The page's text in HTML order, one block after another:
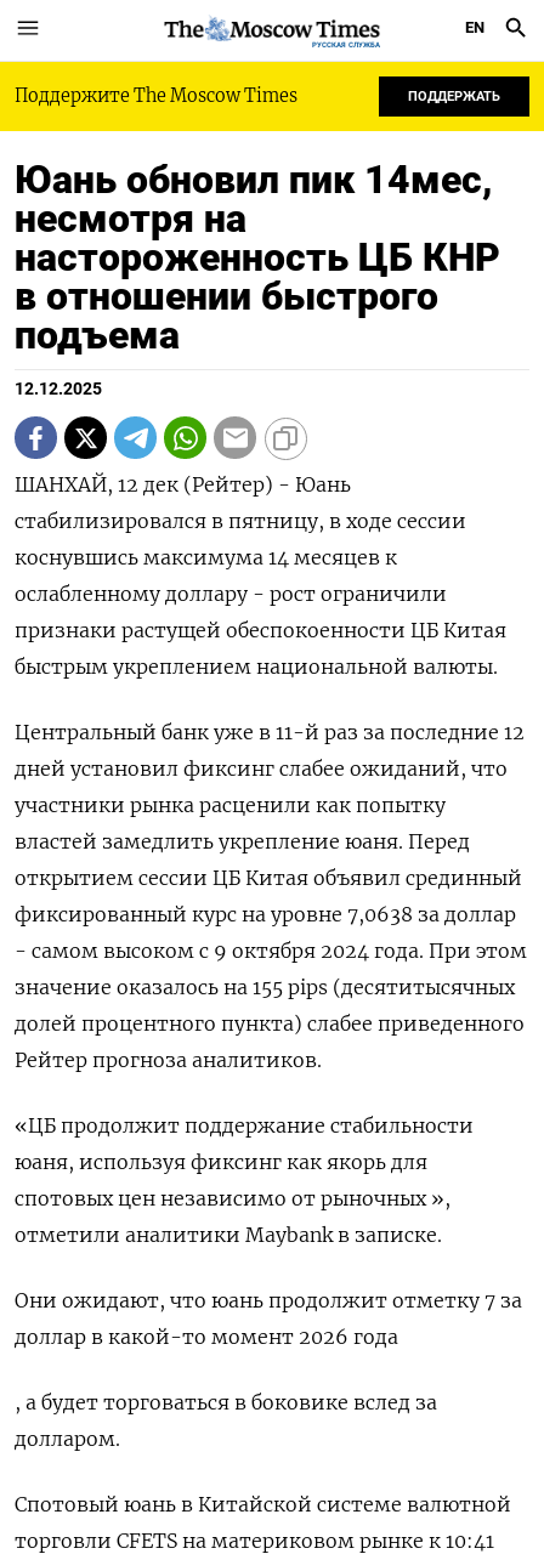
РУССКАЯ СЛУЖБА
EN
Поддержите The Moscow Times ПОДДЕРЖАТЬ
Юань обновил пик 14мес,
несмотря на
настороженность ЦБ КНР
в отношении быстрого
подъема
12.12.2025
ШАНХАЙ, 12 дек (Рейтер) - Юань
стабилизировался в пятницу, в ходе сессии
коснувшись максимума 14 месяцев к
ослабленному доллару - рост ограничили
признаки растущей обеспокоенности ЦБ Китая
быстрым укреплением национальной валюты.
Центральный банк уже в 11-й раз за последние 12
дней установил фиксинг слабее ожиданий, что
участники рынка расценили как попытку
властей замедлить укрепление юаня. Перед
открытием сессии ЦБ Китая объявил срединный
фиксированный курс на уровне 7,0638 за доллар
- самом высоком с 9 октября 2024 года. При этом
значение оказалось на 155 pips (десятитысячных
долей процентного пункта) слабее приведенного
Рейтер прогноза аналитиков.
«ЦБ продолжит поддержание стабильности
юаня, используя фиксинг как якорь для
спотовых цен независимо от рыночных »,
отметили аналитики Maybank в записке.
Они ожидают, что юань продолжит отметку 7 за
доллар в какой-то момент 2026 года
, а будет торговаться в боковике вслед за
долларом.
Спотовый юань в Китайской системе валютной
торговли CFETS на материковом рынке к 10:41